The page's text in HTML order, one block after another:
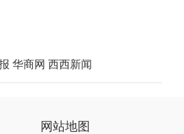
华商网 西西新闻
网站地图